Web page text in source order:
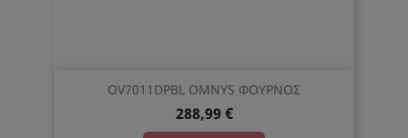
OV7011DPBL OMNYS ΦΟΥΡΝΟΣ
288,99 €